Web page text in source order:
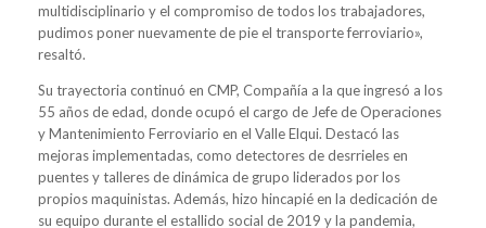
multidisciplinario y el compromiso de todos los trabajadores,
pudimos poner nuevamente de pie el transporte ferroviario»,
resaltó.
Su trayectoria continuó en CMP, Compañía a la que ingresó a los
55 años de edad, donde ocupó el cargo de Jefe de Operaciones
y Mantenimiento Ferroviario en el Valle Elqui. Destacó las
mejoras implementadas, como detectores de desrrieles en
puentes y talleres de dinámica de grupo liderados por los
propios maquinistas. Además, hizo hincapié en la dedicación de
su equipo durante el estallido social de 2019 y la pandemia,